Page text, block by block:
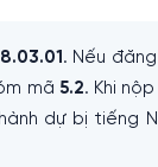
. Nếu
mã 5.2. Khi
dự bị tiếng